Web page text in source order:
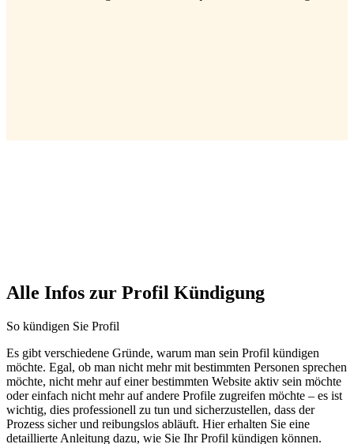
Alle Infos zur Profil Kündigung
So kündigen Sie Profil
Es gibt verschiedene Gründe, warum man sein Profil kündigen
möchte. Egal, ob man nicht mehr mit bestimmten Personen sprechen
möchte, nicht mehr auf einer bestimmten Website aktiv sein möchte
oder einfach nicht mehr auf andere Profile zugreifen möchte – es ist
wichtig, dies professionell zu tun und sicherzustellen, dass der
Prozess sicher und reibungslos abläuft. Hier erhalten Sie eine
detaillierte Anleitung dazu, wie Sie Ihr Profil kündigen können.